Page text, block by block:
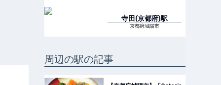
寺田(京都府)駅
京都府城陽市
周辺の駅の記事